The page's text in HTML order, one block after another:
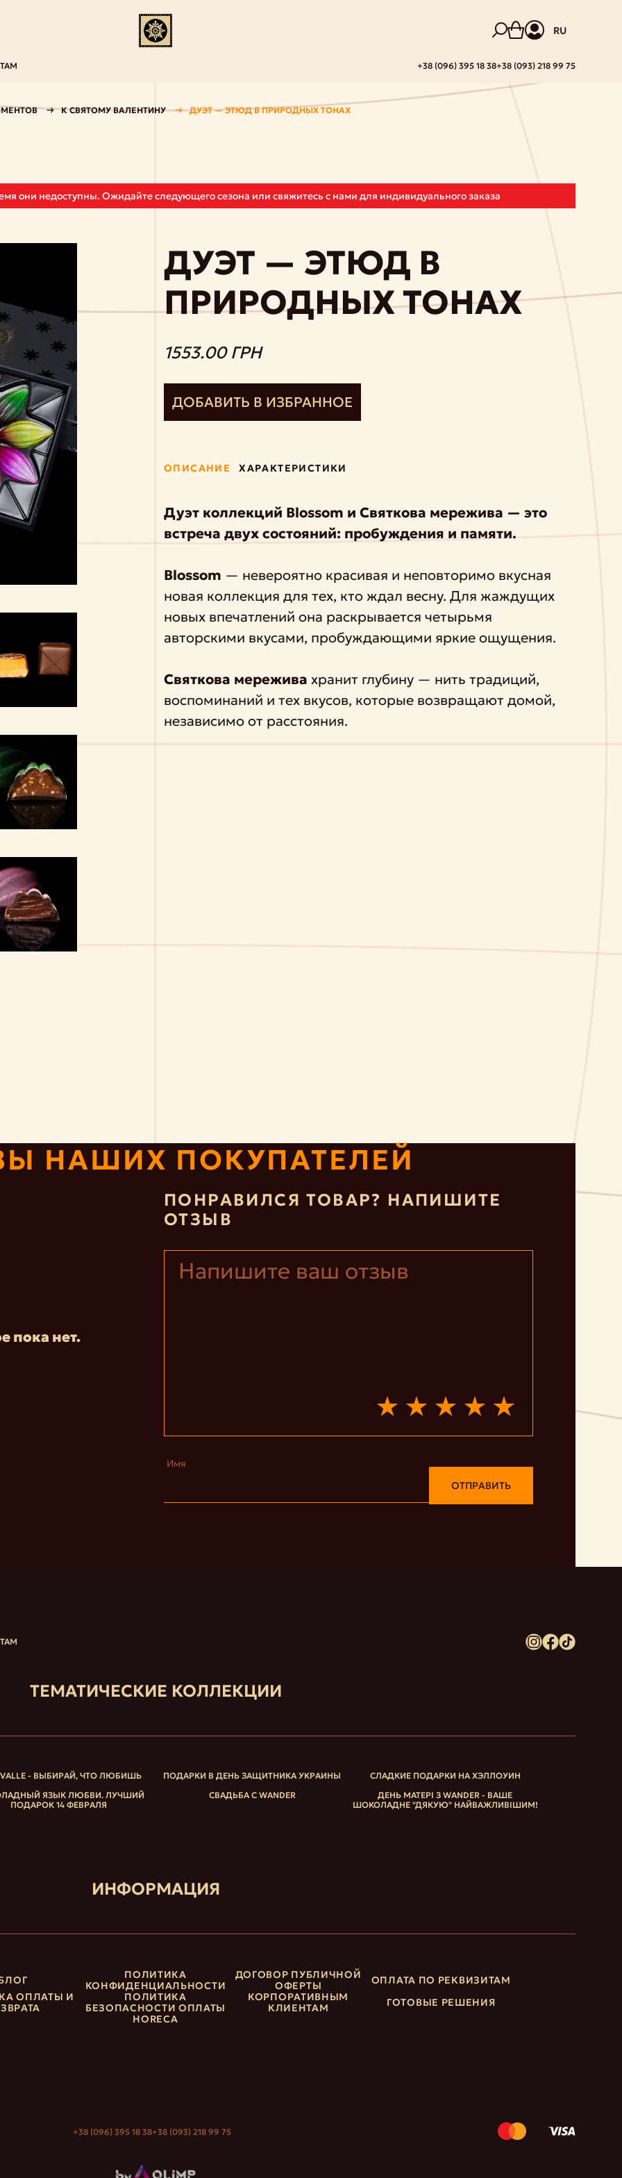
RU
+38 (096) 395 18 38+38 (093) 218 99 75
К СВЯТОМУ ВАЛЕНТИНУ ДУЭТ — ЭТЮД В ПРИРОДНЫХ ТОНАХ
они недоступны. Ожидайте следующего сезона или свяжитесь с нами для индивидуального заказа
ДУЭТ — ЭТЮД В
ПРИРОДНЫХ ТОНАХ
1553.00 ГРН
ДОБАВИТЬ В ИЗБРАННОЕ
ОПИСАНИЕ ХАРАКТЕРИСТИКИ
Дуэт коллекций Blossom и Святкова мережива — это
встреча двух состояний: пробуждения и памяти.
Blossom — невероятно красивая и неповторимо вкусная
новая коллекция для тех, кто ждал весну. Для жаждущих
новых впечатлений она раскрывается четырьмя
авторскими вкусами, пробуждающими яркие ощущения.
Святкова мережива хранит глубину — нить традиций,
воспоминаний и тех вкусов, которые возвращают домой,
независимо от расстояния.
НАШИХ ПОКУПАТЕЛЕЙ
пока нет.
ПОНРАВИЛСЯ ТОВАР? НАПИШИТЕ
ОТЗЫВ
Имя
ОТПРАВИТЬ
ТЕМАТИЧЕСКИЕ КОЛЛЕКЦИИ
- ВЫБИРАЙ, ЧТО ЛЮБИШЬ ПОДАРКИ В ДЕНЬ ЗАЩИТНИКА УКРАИНЫ
СЛАДКИЕ ПОДАРКИ НА ХЭЛЛОУИН
ЯЗЫК ЛЮБВИ. ЛУЧШИЙ
ПОДАРОК 14 ФЕВРАЛЯ
СВАДЬБА С WANDER
ДЕНЬ МАТЕРІ З WANDER - ВАШЕ
ШОКОЛАДНЕ "ДЯКУЮ" НАЙВАЖЛИВІШИМ!
ИНФОРМАЦИЯ
ПОЛИТИКА
КОНФИДЕНЦИАЛЬНОСТИ
ДОГОВОР ПУБЛИЧНОЙ
ОФЕРТЫ
ОПЛАТА ПО РЕКВИЗИТАМ
ОПЛАТЫ И
ПОЛИТИКА
БЕЗОПАСНОСТИ ОПЛАТЫ
КОРПОРАТИВНЫМ
КЛИЕНТАМ
ГОТОВЫЕ РЕШЕНИЯ
HORECA
+38 (096) 395 18 38+38 (093) 218 99 75